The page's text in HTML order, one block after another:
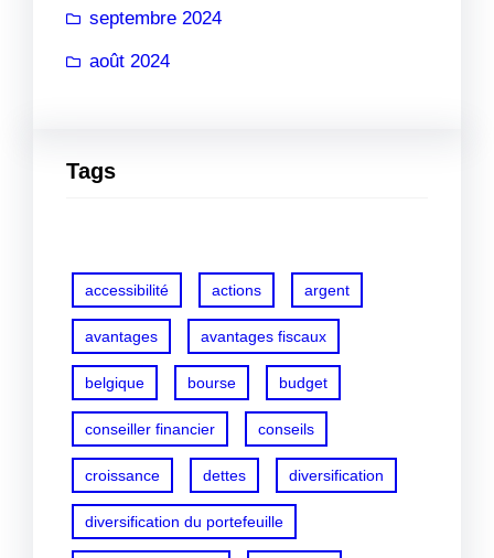
septembre 2024
août 2024
Tags
accessibilité actions argent
avantages avantages fiscaux
belgique bourse budget
conseiller financier conseils
croissance dettes diversification
diversification du portefeuille